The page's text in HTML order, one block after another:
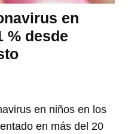
en
% desde
en niños en los
en más del 20